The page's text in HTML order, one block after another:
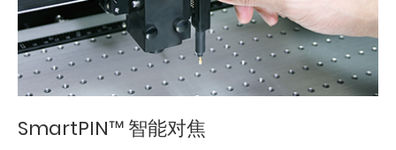
SmartPIN™ 智能对焦